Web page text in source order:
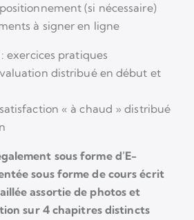
(si nécessaire)
à signer en ligne
exercices pratiques
distribué en début et
« à chaud » distribué
sous forme d’E-
sous forme de cours écrit
assortie de photos et
sur 4 chapitres distincts